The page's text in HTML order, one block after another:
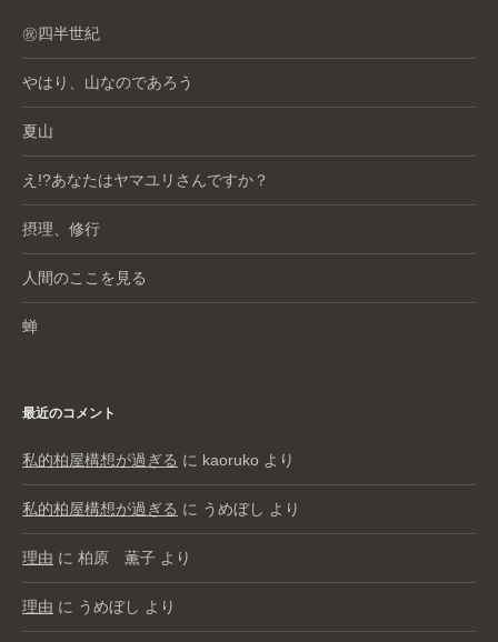
㊗️四半世紀
やはり、山なのであろう
夏山
え!?あなたはヤマユリさんですか？
摂理、修行
人間のここを見る
蝉
最近のコメント
私的柏屋構想が過ぎる に kaoruko より
私的柏屋構想が過ぎる に うめぼし より
理由 に 柏原 薫子 より
理由 に うめぼし より